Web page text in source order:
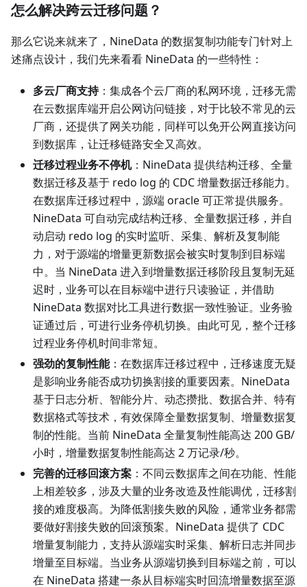
怎么解决跨云迁移问题？
那么它说来就来了，NineData 的数据复制功能专门针对上
述痛点设计，我们先来看看 NineData 的一些特性：
多云厂商支持：集成各个云厂商的私网环境，迁移无需
在云数据库端开启公网访问链接，对于比较不常见的云
厂商，还提供了网关功能，同样可以免开公网直接访问
到数据库，让迁移链路安全又高效。
迁移过程业务不停机：NineData 提供结构迁移、全量
数据迁移及基于 redo log 的 CDC 增量数据迁移能力。
在数据库迁移过程中，源端 oracle 可正常提供服务。
NineData 可自动完成结构迁移、全量数据迁移，并自
动启动 redo log 的实时监听、采集、解析及复制能
力，对于源端的增量更新数据会被实时复制到目标端
中。当 NineData 进入到增量数据迁移阶段且复制无延
迟时，业务可以在目标端中进行只读验证，并借助
NineData 数据对比工具进行数据一致性验证。业务验
证通过后，可进行业务停机切换。由此可见，整个迁移
过程业务停机时间非常短。
强劲的复制性能：在数据库迁移过程中，迁移速度无疑
是影响业务能否成功切换割接的重要因素。NineData
基于日志分析、智能分片、动态攒批、数据合并、特有
数据格式等技术，有效保障全量数据复制、增量数据复
制的性能。当前 NineData 全量复制性能高达 200 GB/
小时，增量数据复制性能高达 2 万记录/秒。
完善的迁移回滚方案 ：不同云数据库之间在功能、性能
上相差较多，涉及大量的业务改造及性能调优，迁移割
接的难度极高。为降低割接失败的风险，通常业务都需
要做好割接失败的回滚预案。NineData 提供了 CDC
增量复制能力，支持从源端实时采集、解析日志并同步
增量至目标端。当业务从源端切换到目标端之前，可以
在 NineData 搭建一条从目标端实时回流增量数据至源